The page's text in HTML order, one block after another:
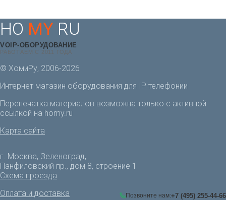
HO MY RU
VOIP-ОБОРУДОВАНИЕ
РАБОТАЕМ С 2011 ГОДА
© ХомиРу, 2006-2026
Интернет магазин оборудования для IP телефонии
Перепечатка материалов возможна только с активной
ссылкой на homy.ru
Карта сайта
г. Москва, Зеленоград,
Панфиловский пр., дом 8, строение 1
Схема проезда
Оплата и доставка
Позвоните нам:+7 (495) 255-44-66